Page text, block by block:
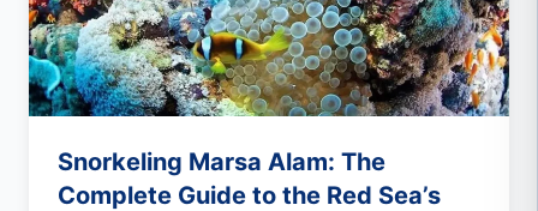
Snorkeling Marsa Alam: The
Complete Guide to the Red Sea’s